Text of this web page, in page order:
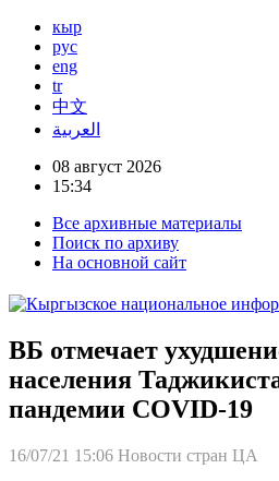
кыр
рус
eng
tr
中文
العربية
08 август 2026
15:34
Все архивные материалы
Поиск по архиву
На основной сайт
ВБ отмечает
населения
пандемии COVID-19
16/07/21 15:06 Новости стран ЦА